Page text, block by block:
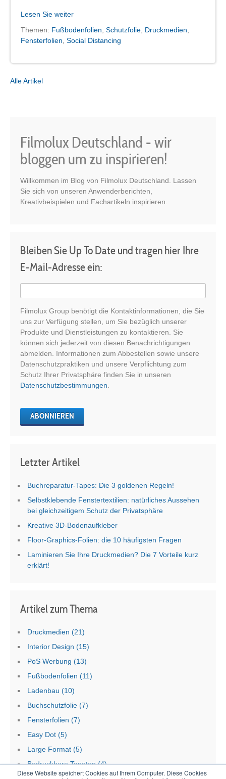
Diese Website speichert Cookies auf Ihrem Computer. Diese Cookies
Lesen Sie weiter
Themen: Fußbodenfolien, Schutzfolie, Druckmedien,
Fensterfolien, Social Distancing
Alle Artikel
Filmolux Deutschland - wir
bloggen um zu inspirieren!
Willkommen im Blog von Filmolux Deutschland. Lassen
Sie sich von unseren Anwenderberichten,
Kreativbeispielen und Fachartikeln inspirieren.
Bleiben Sie Up To Date und tragen hier Ihre
E-Mail-Adresse ein:
Filmolux Group benötigt die Kontaktinformationen, die Sie
uns zur Verfügung stellen, um Sie bezüglich unserer
Produkte und Dienstleistungen zu kontaktieren. Sie
können sich jederzeit von diesen Benachrichtigungen
abmelden. Informationen zum Abbestellen sowie unsere
Datenschutzpraktiken und unsere Verpflichtung zum
Schutz Ihrer Privatsphäre finden Sie in unseren
Datenschutzbestimmungen.
Letzter Artikel
Buchreparatur-Tapes: Die 3 goldenen Regeln!
Selbstklebende Fenstertextilien: natürliches Aussehen
bei gleichzeitigem Schutz der Privatsphäre
Kreative 3D-Bodenaufkleber
Floor-Graphics-Folien: die 10 häufigsten Fragen
Laminieren Sie Ihre Druckmedien? Die 7 Vorteile kurz
erklärt!
Artikel zum Thema
Druckmedien (21)
Interior Design (15)
PoS Werbung (13)
Fußbodenfolien (11)
Ladenbau (10)
Buchschutzfolie (7)
Fensterfolien (7)
Easy Dot (5)
Large Format (5)
Bedruckbare Tapeten(4)